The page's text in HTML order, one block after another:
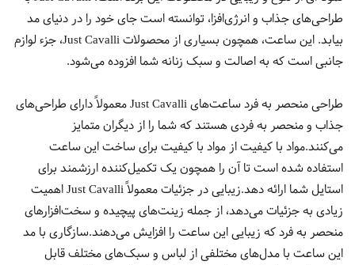
طراحی‌های جذاب و انرژی‌افزا، توانسته است جای خود را در دنیای مد
بیابد. این ساعت، همچون بسیاری از محصولات Just Cavalli، جزء لوازم
جانبی است که به اصالت و سبک زنانه شما افزوده می‌شود.
طراحی منحصر به فرد ساعت‌های Just Cavalli معمولاً دارای طراحی‌های
جذاب و منحصر به فردی هستند که شما را از دیگران متمایز
می‌کنند.مواد با کیفیت از مواد با کیفیت برای ساخت این ساعت
استفاده شده است تا آن را همچون یک تکمیل‌کننده ارزشمند برای
استایل شما ارائه دهد.زیبایی در جزئیات معمولاً Just Cavalli اهمیت
زیادی به جزئیات می‌دهد، از جمله زینت‌های پیچیده و سخت‌افزارهای
منحصر به فرد که زیبایی این ساعت را افزایش می‌دهند.سازگاری با مد
این ساعت با مدل‌های مختلفی از لباس و سبک‌های مختلف قابل